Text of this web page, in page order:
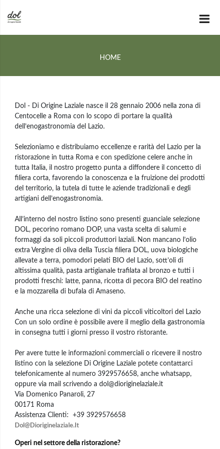
HOME
Dol - Di Origine Laziale nasce il 28 gennaio 2006 nella zona di
Centocelle a Roma con lo scopo di portare la qualità
dell’enogastronomia del Lazio.
Selezioniamo e distribuiamo eccellenze e rarità del Lazio per la
ristorazione in tutta Roma e con spedizione celere anche in
tutta Italia, il nostro progetto punta a diffondere il concetto di
filiera corta, favorendo la conoscenza e la fruizione dei prodotti
del territorio, la tutela di tutte le aziende tradizionali e degli
artigiani dell’enogastronomia.
All’interno del nostro listino sono presenti guanciale selezione
DOL, pecorino romano DOP, una vasta scelta di salumi e
formaggi da soli piccoli produttori laziali. Non mancano l’olio
extra Vergine di oliva della Tuscia filiera DOL, uova biologiche
allevate a terra, pomodori pelati BIO del Lazio, sott’oli di
altissima qualità, pasta artigianale trafilata al bronzo e tutti i
prodotti freschi: latte, panna, ricotta di pecora BIO del reatino
e la mozzarella di bufala di Amaseno.
Anche una ricca selezione di vini da piccoli viticoltori del Lazio
Con un solo ordine è possibile avere il meglio della gastronomia
in consegna tutti i giorni presso il vostro ristorante.
Per avere tutte le informazioni commerciali o ricevere il nostro
listino con la selezione Di Origine Laziale potete contattarci
telefonicamente al numero 3929576658, anche whatsapp,
oppure via mail scrivendo a dol@dioriginelaziale.it
Via Domenico Panaroli, 27
00171 Roma
Assistenza Clienti:
+39 3929576658
Dol@Dioriginelaziale.It
Operi nel settore della ristorazione?